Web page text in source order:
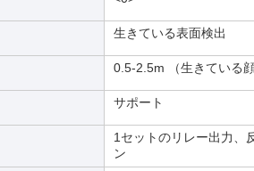
生きている表面検出
0.5-2.5m （生きている
サポート
1セットのリレー出力、
ン